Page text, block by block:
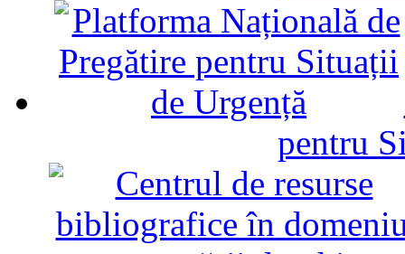
pentru